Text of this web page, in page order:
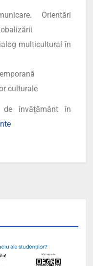
Orientări
multicultural în
culturale
învățământ în